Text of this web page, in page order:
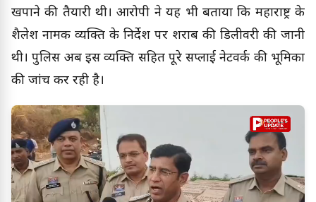
खपाने की तैयारी थी। आरोपी ने यह भी बताया कि महाराष्ट्र के
शैलेश नामक व्यक्ति के निर्देश पर शराब की डिलीवरी की जानी
थी। पुलिस अब इस व्यक्ति सहित पूरे सप्लाई नेटवर्क की भूमिका
की जांच कर रही है।